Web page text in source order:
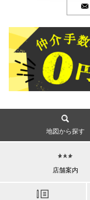
地図から探す
店舗案内